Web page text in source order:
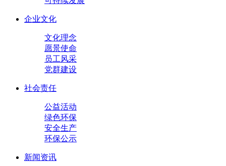
企业文化
文化理念
愿景使命
员工风采
党群建设
社会责任
公益活动
绿色环保
安全生产
环保公示
新闻资讯